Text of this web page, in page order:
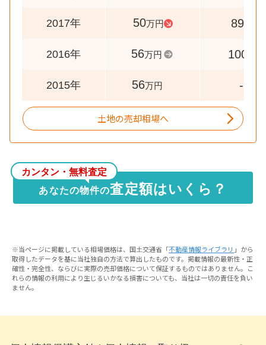
2017年 50万円 89
2016年 56万円 100
2015年 56万円 -
土地の売却相場へ
カンタン・無料査定
あなたの物件の査定額はいくら？
※当ページに掲載している相場価格は、国土交通省「不動産情報ライブラリ 」から
取得したデータを基に当社独自の方法で算出したものです。掲載情報の最新性・正
確性・完全性、ならびに実際の売却価格について保証するものではありません。こ
れらの情報の利用により生じるいかなる損害についても、当社は一切の責任を負い
ません。